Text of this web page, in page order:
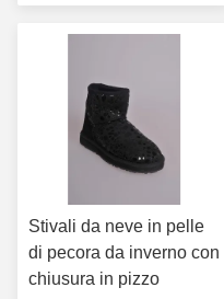
Stivali da neve in pelle
di pecora da inverno con
chiusura in pizzo